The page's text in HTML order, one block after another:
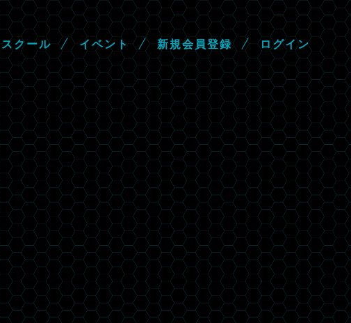
ス クール イ ベ ン ト 新規会 員登録 ロ グイ ン